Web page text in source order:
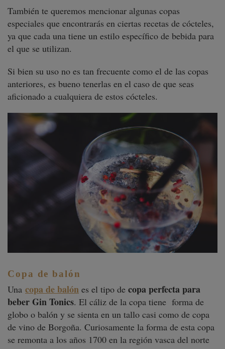
También te queremos mencionar algunas copas
especiales que encontrarás en ciertas recetas de cócteles,
ya que cada una tiene un estilo específico de bebida para
el que se utilizan.
Si bien su uso no es tan frecuente como el de las copas
anteriores, es bueno tenerlas en el caso de que seas
aficionado a cualquiera de estos cócteles.
Copa de balón
Una copa de balón es el tipo de copa perfecta para
beber Gin Tonics. El cáliz de la copa tiene forma de
globo o balón y se sienta en un tallo casi como de copa
de vino de Borgoña. Curiosamente la forma de esta copa
se remonta a los años 1700 en la región vasca del norte